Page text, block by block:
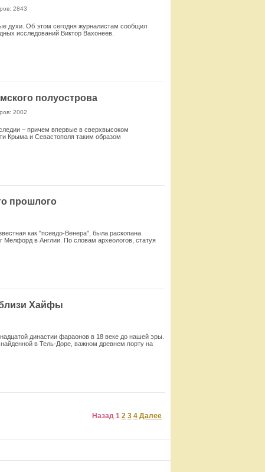
2843
духи. Об этом сегодня журналистам сообщил
исследований Виктор Вахонеев.
полуострова
2002
– причем впервые в сверхвысоком
Крыма и Севастополя таким образом
прошлого
как "псевдо-Венера", была раскопана
в Англии. По словам археологов, статуя
Хайфы
династии фараонов в 18 веке до нашей эры.
в Тель-Доре, важном древнем порту на
Назад 1 2 3 4 Далее